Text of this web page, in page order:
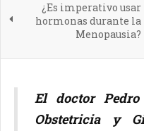
¿Es imperativo usar
hormonas durante la
Menopausia?
El doctor Pedro
Obstetricia y